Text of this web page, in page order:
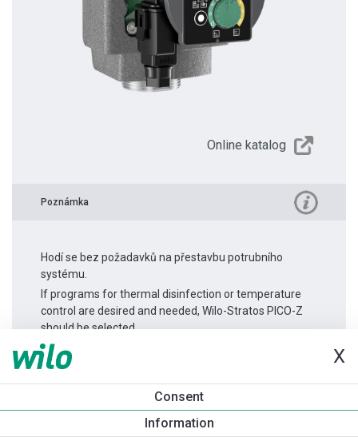
X
Consent
Information
Online katalog
Poznámka
Hodí se bez požadavků na přestavbu potrubního
systému.
If programs for thermal disinfection or temperature
control are desired and needed, Wilo-Stratos PICO-Z
should be selected.
Informace o produktu
Yonos PICO-Z 25/0,5-6 -180